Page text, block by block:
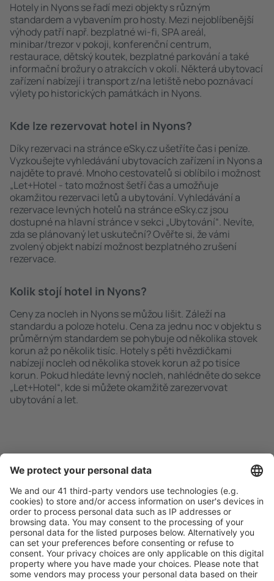
Hotely in Nyons se řadí mezi objekty s různým
standardem a vybavením pro hosty. Mezi nejoblíbenější
výhody patří např. bezplatné wi-fi, SPA areál,
minibar/trezor v pokoji, konferenční centrum,
restaurace, dětský koutek, bezplatné parkování a také
informační brožury o atrakcích v okolí. Některá ubytovací
zařízení nabízejí i transport z/na letiště nebo poznávací
výlety po historických památkách in Nyons.
Kde lze rezervovat hotel in Nyons?
Díky rezervaci na stránce eSky.cz ušetříte čas i peníze.
Vyzkoušejte vyhledávání ubytovacích zařízení in Nyons a
najděte to pravé. Mnoho cestovatelů si oblíbilo i možnost
„Let+Hotel - tato možnost šetří čas a umožňuje
okamžitou rezervaci letů a ubytování. Vyhledávání a
rezervace levných hotelů na stránce eSky.cz jsou
dostupné na hlavní stránce v sekci „Ubytování“. Nevíte,
zda se plánovaný let uskuteční? Ověřte si, že vámi
zvolený objekt nabízí možnost bezplatného zrušení
rezervace.
Kolik stojí hotel in Nyons?
Ceny za nocleh in Nyons se můžou lišit. Záleží na
standardu a poloze hotelu. Cena za jednu noc v objektu s
průměrným standardem se pohybuje od několika stovek
korun až po několik tisíc. Hotely s pěti hvězdičkami
nabízejí nocleh od několika stovek korun až po tisíce
korun. Pokud hledáte levný nocleh, nahlédněte do sekce
„Let+Hotel“, kde si můžete okamžitě zarezervovat
ubytování a let.
Nabídka dle vašich očekávání.
Pečlivé plánování
Bezproblémová rezervace s možností bezplatného
zrušení.
S námi ušetříte